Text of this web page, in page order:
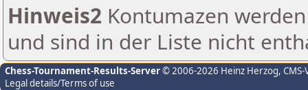
Hinweis2 Kontumazen
und sind in der Liste nicht
Chess-Tournament-Results-Server© 2006-2026 Heinz Herzog,
Legal details/Terms of use